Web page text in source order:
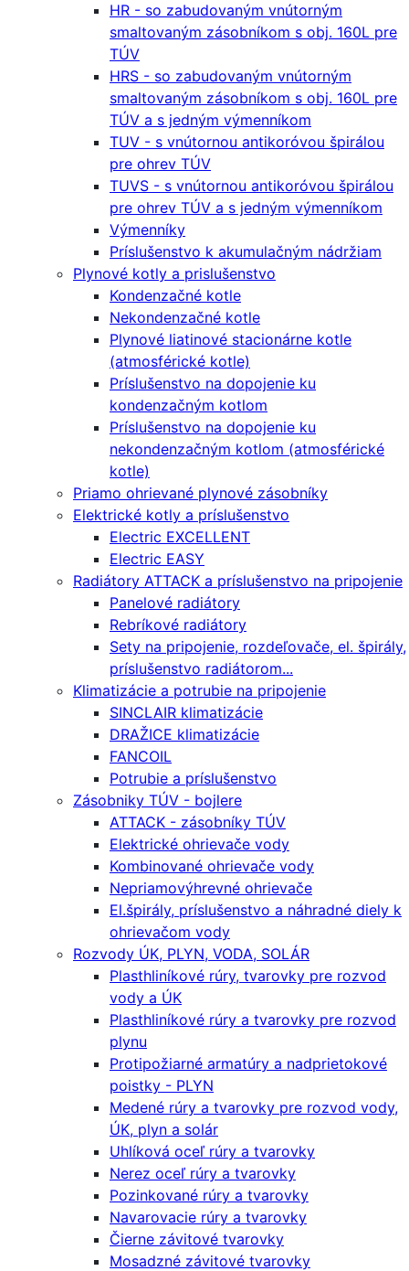
HR - so zabudovaným vnútorným
smaltovaným zásobníkom s obj. 160L pre
TÚV
HRS - so zabudovaným vnútorným
smaltovaným zásobníkom s obj. 160L pre
TÚV a s jedným výmenníkom
TUV - s vnútornou antikoróvou špirálou
pre ohrev TÚV
TUVS - s vnútornou antikoróvou špirálou
pre ohrev TÚV a s jedným výmenníkom
Výmenníky
Príslušenstvo k akumulačným nádržiam
Plynové kotly a prislušenstvo
Kondenzačné kotle
Nekondenzačné kotle
Plynové liatinové stacionárne kotle
(atmosférické kotle)
Príslušenstvo na dopojenie ku
kondenzačným kotlom
Príslušenstvo na dopojenie ku
nekondenzačným kotlom (atmosférické
kotle)
Priamo ohrievané plynové zásobníky
Elektrické kotly a príslušenstvo
Electric EXCELLENT
Electric EASY
Radiátory ATTACK a príslušenstvo na pripojenie
Panelové radiátory
Rebríkové radiátory
Sety na pripojenie, rozdeľovače, el. špirály,
príslušenstvo radiátorom...
Klimatizácie a potrubie na pripojenie
SINCLAIR klimatizácie
DRAŽICE klimatizácie
FANCOIL
Potrubie a príslušenstvo
Zásobniky TÚV - bojlere
ATTACK - zásobníky TÚV
Elektrické ohrievače vody
Kombinované ohrievače vody
Nepriamovýhrevné ohrievače
El.špirály, príslušenstvo a náhradné diely k
ohrievačom vody
Rozvody ÚK, PLYN, VODA, SOLÁR
Plasthliníkové rúry, tvarovky pre rozvod
vody a ÚK
Plasthliníkové rúry a tvarovky pre rozvod
plynu
Protipožiarné armatúry a nadprietokové
poistky - PLYN
Medené rúry a tvarovky pre rozvod vody,
ÚK, plyn a solár
Uhlíková oceľ rúry a tvarovky
Nerez oceľ rúry a tvarovky
Pozinkované rúry a tvarovky
Navarovacie rúry a tvarovky
Čierne závitové tvarovky
Mosadzné závitové tvarovky